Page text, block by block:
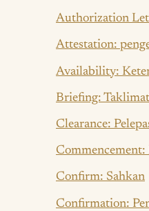
Authorization
Attestation:
Availability:
Briefing: Taklimat
Clearance:
Commencement:
Confirm: Sahkan
Confirmation: